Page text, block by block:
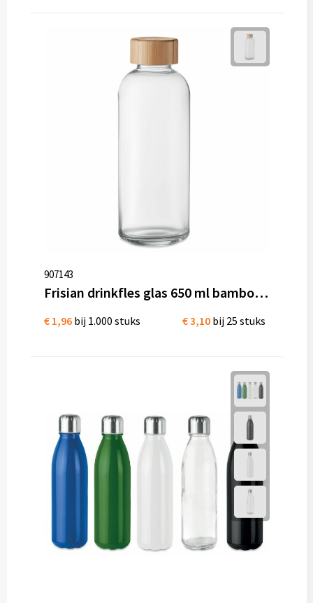
907143
Frisian drinkfles glas 650 ml bamboe dop
€ 1,96 bij 1.000 stuks € 3,10 bij 25 stuks